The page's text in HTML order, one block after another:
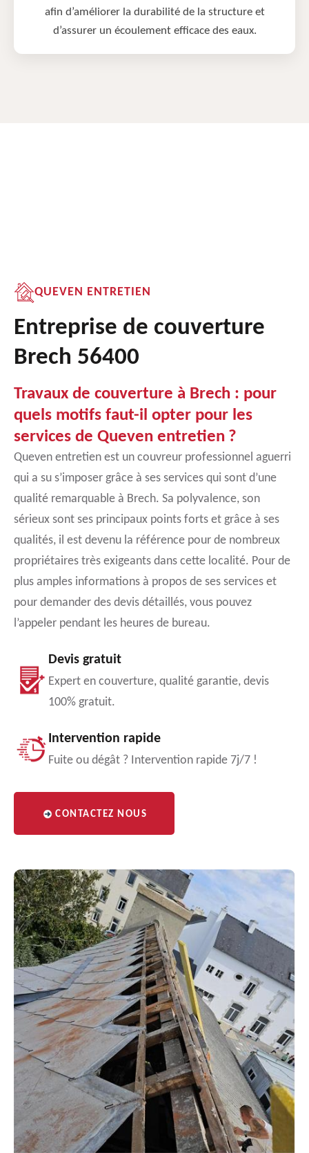
afin d’améliorer la durabilité de la structure et
d’assurer un écoulement efficace des eaux.
QUEVEN ENTRETIEN
Entreprise de couverture
Brech 56400
Travaux de couverture à Brech : pour
quels motifs faut-il opter pour les
services de Queven entretien ?
Queven entretien est un couvreur professionnel aguerri
qui a su s’imposer grâce à ses services qui sont d’une
qualité remarquable à Brech. Sa polyvalence, son
sérieux sont ses principaux points forts et grâce à ses
qualités, il est devenu la référence pour de nombreux
propriétaires très exigeants dans cette localité. Pour de
plus amples informations à propos de ses services et
pour demander des devis détaillés, vous pouvez
l’appeler pendant les heures de bureau.
Devis gratuit
Expert en couverture, qualité garantie, devis
100% gratuit.
Intervention rapide
Fuite ou dégât ? Intervention rapide 7j/7 !
CONTACTEZ NOUS